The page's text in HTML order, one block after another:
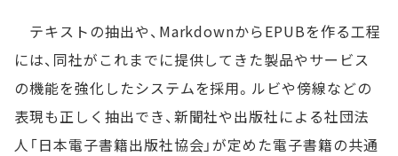
テキストの抽出や、MarkdownからEPUBを作る工程
には、同社がこれまでに提供してきた製品やサービス
の機能を強化したシステムを採用。ルビや傍線などの
表現も正しく抽出でき、新聞社や出版社による社団法
人「日本電子書籍出版社協会」が定めた電子書籍の共通